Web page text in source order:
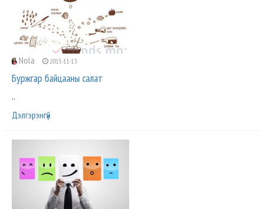
Nola 2015-11-13
Буржгар байцааны салат
..
Дэлгэрэнгүй